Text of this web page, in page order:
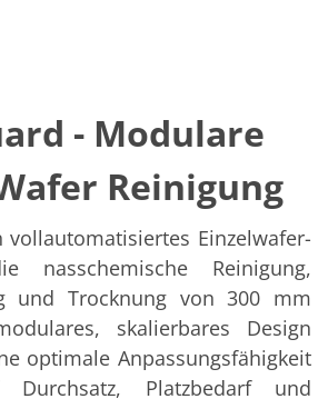
- Modulare
Reinigung
Einzelwafer-
nasschemische Reinigung,
und Trocknung von 300 mm
skalierbares Design
optimale Anpassungsfähigkeit
Platzbedarf und